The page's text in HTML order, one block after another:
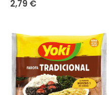
2,79 €